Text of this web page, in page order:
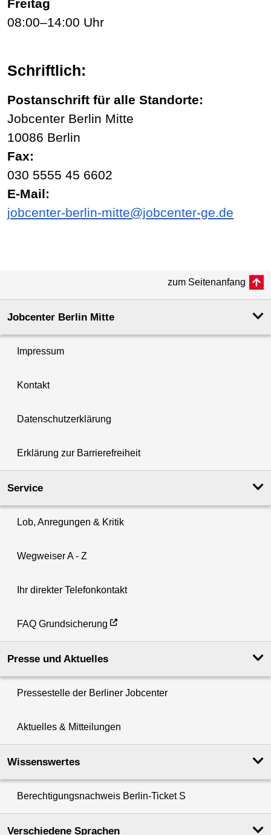
Freitag
08:00–14:00 Uhr
Schriftlich:
Postanschrift für alle Standorte:
Jobcenter Berlin Mitte
10086 Berlin
Fax:
030 5555 45 6602
E-Mail:
jobcenter-berlin-mitte@jobcenter-ge.de
zum Seitenanfang
Jobcenter Berlin Mitte
Impressum
Kontakt
Datenschutzerklärung
Erklärung zur Barrierefreiheit
Service
Lob, Anregungen & Kritik
Wegweiser A - Z
Ihr direkter Telefonkontakt
FAQ Grundsicherung
Presse und Aktuelles
Pressestelle der Berliner Jobcenter
Aktuelles & Mitteilungen
Wissenswertes
Berechtigungsnachweis Berlin-Ticket S
Verschiedene Sprachen